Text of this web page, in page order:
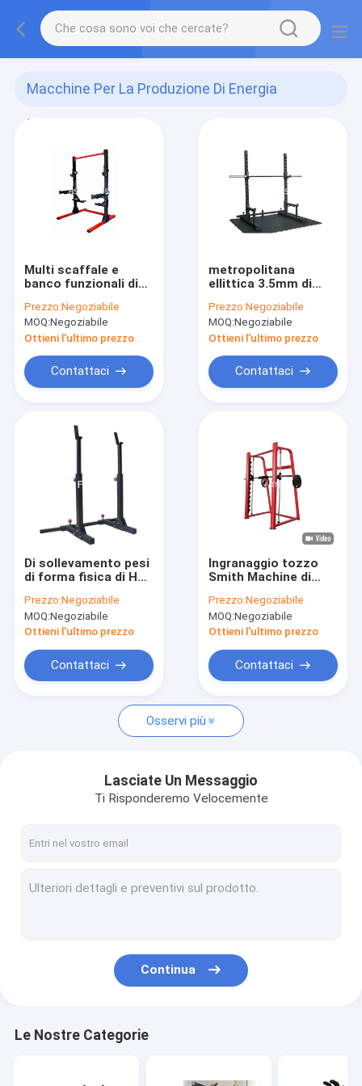
Macchine Per La Produzione Di Energia
Elettrica
Multi scaffale e
banco funzionali di
della palestra del
bilanciere
Prezzo:Negoziabile
MOQ:Negoziabile
Ottieni l'ultimo prezzo
Contattaci
metropolitana
ellittica 3.5mm di
dello scaffale
regolabile del banco
Prezzo:Negoziabile
MOQ:Negoziabile
Ottieni l'ultimo prezzo
Contattaci
Di sollevamento pesi
di forma fisica di HS
dell'attrezzatura
dello scaffale tozzo
regolabile di potere
Prezzo:Negoziabile
MOQ:Negoziabile
Ottieni l'ultimo prezzo
Contattaci
Ingranaggio tozzo
Smith Machine di
scaffale di potere del
grado commerciale
dell'attrezzatura
palestra
Prezzo:Negoziabile
MOQ:Negoziabile
Ottieni l'ultimo prezzo
Contattaci
Osservi più
Lasciate Un Messaggio
Ti Risponderemo Velocemente
Continua
Le Nostre Categorie